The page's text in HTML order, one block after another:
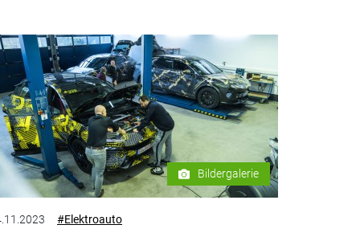
Bildergalerie
#Elektroauto